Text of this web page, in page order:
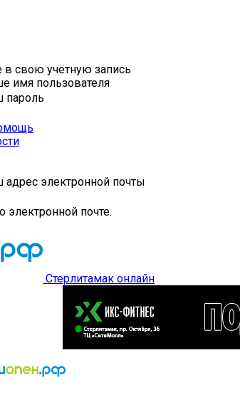
свою учётную запись
имя пользователя
пароль
адрес электронной почты
почте.
Стерлитамак онлайн